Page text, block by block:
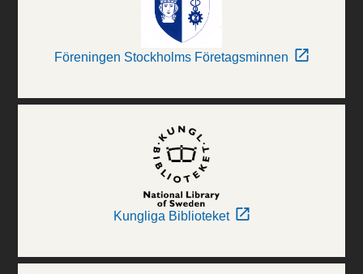
Föreningen Stockholms Företagsminnen
Kungliga Biblioteket